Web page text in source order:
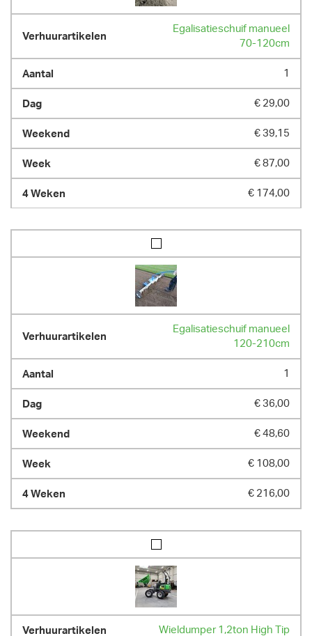
Egalisatieschuif manueel
70-120cm
1
€ 29,00
€ 39,15
€ 87,00
€ 174,00
Egalisatieschuif manueel
120-210cm
1
€ 36,00
€ 48,60
€ 108,00
€ 216,00
Wieldumper 1,2ton High Tip